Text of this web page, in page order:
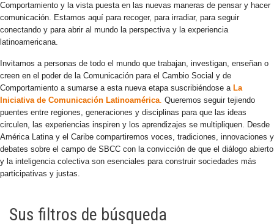
Comportamiento y la vista puesta en las nuevas maneras de pensar y hacer
comunicación. Estamos aquí para recoger, para irradiar, para seguir
conectando y para abrir al mundo la perspectiva y la experiencia
latinoamericana.
Invitamos a personas de todo el mundo que trabajan, investigan, enseñan o
creen en el poder de la Comunicación para el Cambio Social y de
Comportamiento a sumarse a esta nueva etapa suscribiéndose a La
Iniciativa de Comunicación Latinoamérica. Queremos seguir tejiendo
puentes entre regiones, generaciones y disciplinas para que las ideas
circulen, las experiencias inspiren y los aprendizajes se multipliquen. Desde
América Latina y el Caribe compartiremos voces, tradiciones, innovaciones y
debates sobre el campo de SBCC con la convicción de que el diálogo abierto
y la inteligencia colectiva son esenciales para construir sociedades más
participativas y justas.
Sus filtros de búsqueda